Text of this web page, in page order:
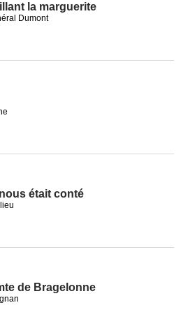
la marguerite
Dumont
était conté
de Bragelonne